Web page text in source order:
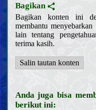
Bagikan
Bagikan konten ini
membantu
lain tentang
terima kasih.
Salin tautan konten
Anda juga bisa
berikut ini:
Akhlak
Do‘a dan teks ziarah
Nasihat dan wejangan
Hukum
Bersuci dan najis
Janabah, haid, nifas,